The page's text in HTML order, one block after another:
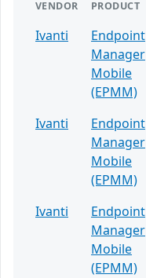
VENDOR PRODUCT
Ivanti
Endpoint
Manager
Mobile
(EPMM)
Ivanti
Endpoint
Manager
Mobile
(EPMM)
Ivanti
Endpoint
Manager
Mobile
(EPMM)